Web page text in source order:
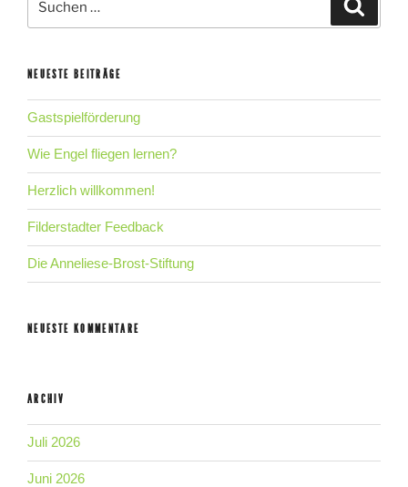
nach:
NEUESTE BEITRÄGE
Gastspielförderung
Wie Engel fliegen lernen?
Herzlich willkommen!
Filderstadter Feedback
Die Anneliese-Brost-Stiftung
NEUESTE KOMMENTARE
ARCHIV
Juli 2026
Juni 2026